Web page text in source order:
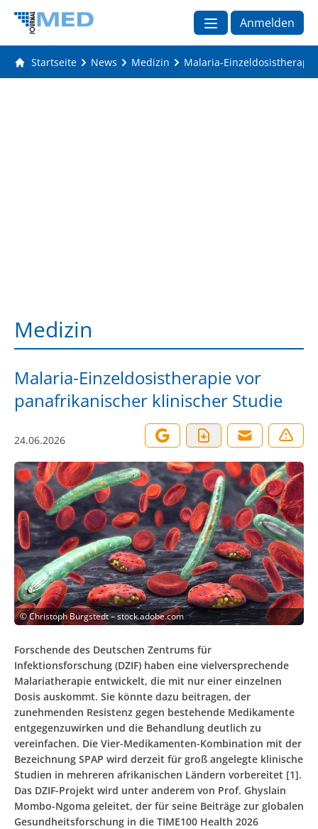
Anmelden
Startseite News Medizin Malaria-
Medizin
Malaria-Einzeldosistherapie vor
panafrikanischer klinischer Studie
24.06.2026
©Christoph Burgstedt – stock.adobe.com
Forschende des Deutschen Zentrums für
Infektionsforschung (DZIF) haben eine vielversprechende
Malariatherapie entwickelt, die mit nur einer einzelnen
Dosis auskommt. Sie könnte dazu beitragen, der
zunehmenden Resistenz gegen bestehende Medikamente
entgegenzuwirken und die Behandlung deutlich zu
vereinfachen. Die Vier-Medikamenten-Kombination mit der
Bezeichnung SPAP wird derzeit für groß angelegte klinische
Studien in mehreren afrikanischen Ländern vorbereitet [1].
Das DZIF-Projekt wird unter anderem von Prof. Ghyslain
Mombo-Ngoma geleitet, der für seine Beiträge zur globalen
Gesundheitsforschung in die TIME100 Health 2026